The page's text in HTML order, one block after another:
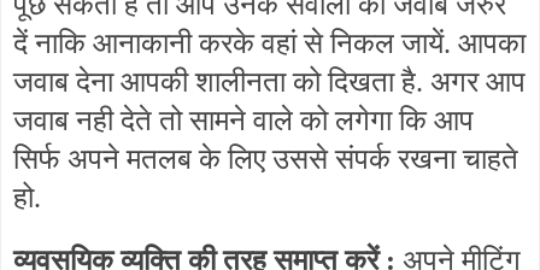
दें नाकि आनाकानी करके वहां से निकल जायें. आपका
जवाब देना आपकी शालीनता को दिखता है. अगर आप
जवाब नही देते तो सामने वाले को लगेगा कि आप
सिर्फ अपने मतलब के लिए उससे संपर्क रखना चाहते
हो.
व्यवसयिक व्यक्ति की तरह समाप्त करें : अपने मीटिंग